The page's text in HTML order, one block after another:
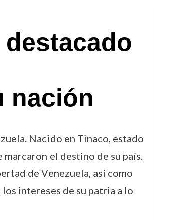
nación
Nacido en Tinaco, estado
el destino de su país.
de Venezuela, así como
intereses de su patria a lo